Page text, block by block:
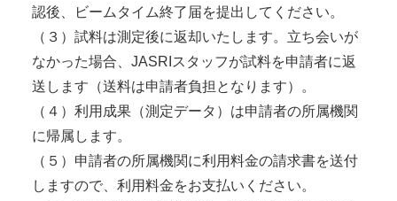
認後、ビームタイム終了届を提出してください。
（３）試料は測定後に返却いたします。立ち会いが
なかった場合、JASRIスタッフが試料を申請者に返
送します（送料は申請者負担となります）。
（４）利用成果（測定データ）は申請者の所属機関
に帰属します。
（５）申請者の所属機関に利用料金の請求書を送付
しますので、利用料金をお支払いください。